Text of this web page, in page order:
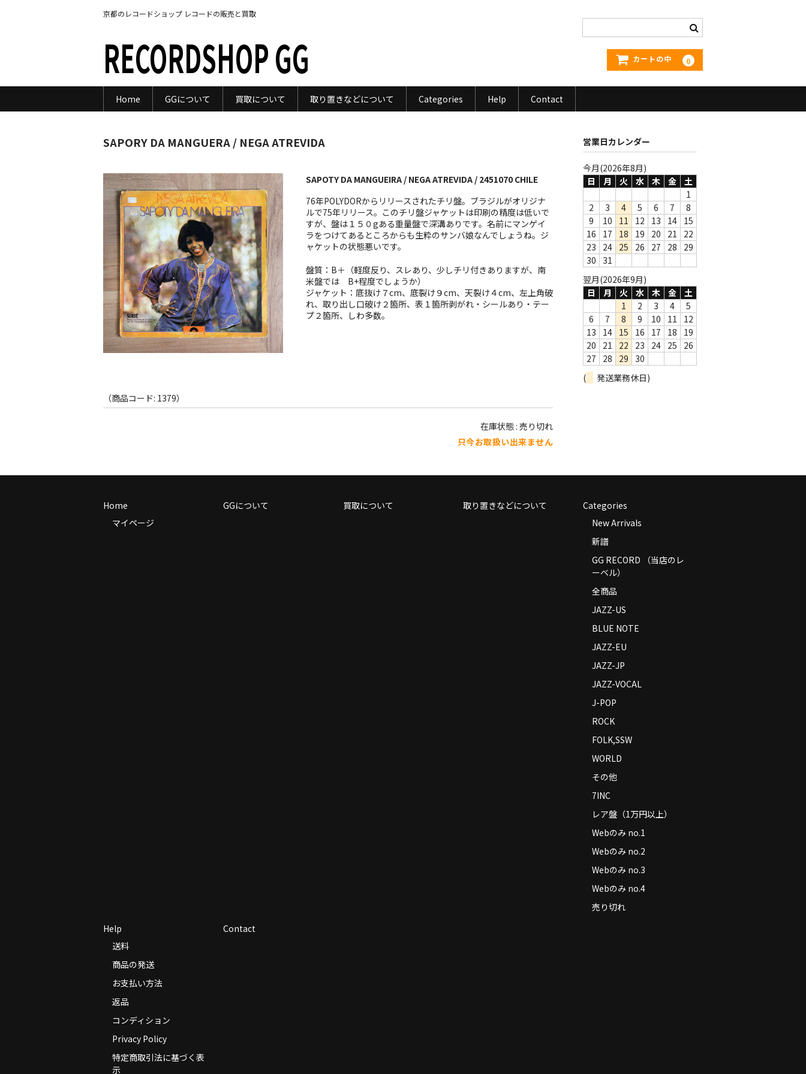
京都のレコードショップ レコードの販売と買取
RECORDSHOP GG カートの中 0
Home GGについて 買取について 取り置きなどについて Categories Help Contact
SAPORY DA MANGUERA / NEGA ATREVIDA
SAPOTY DA MANGUEIRA / NEGA ATREVIDA / 2451070 CHILE
76年POLYDORからリリースされたチリ盤。ブラジルがオリジナ
ルで75年リリース。このチリ盤ジャケットは印刷の精度は低いで
すが、盤は１５０gある重量盤で深溝ありです。名前にマンゲイ
ラをつけてあるところからも生粋のサンバ娘なんでしょうね。ジ
ャケットの状態悪いです。
盤質：B＋（軽度反り、スレあり、少しチリ付きありますが、南
米盤では B+程度でしょうか）
ジャケット：底抜け７cm、底裂け９cm、天裂け４cm、左上角破
れ、取り出し口破け２箇所、表１箇所剥がれ・シールあり・テー
プ２箇所、しわ多数。
（商品コード: 1379）
在庫状態 : 売り切れ
只今お取扱い出来ません
営業日カレンダー
今月(2026年8月)
日
月 火 水 木 金
土
1
2
3 4 5 6 7
8
9
10 11 12 13 14 15
16
17 18 19 20 21
22
23
24 25 26 27 28
29
30
31
翌月(2026年9月)
日
月 火 水 木 金
土
1
2 3 4
5
6
7 8 9 10 11
12
13
14 15 16 17 18
19
20
21 22 23 24 25
26
27
28 29
30
(
発送業務休日)
Home
マイページ
GGについて 買取について 取り置きなどについて
Categories
New Arrivals
新譜
GG RECORD （当店のレ
ーベル）
全商品
JAZZ-US
BLUE NOTE
JAZZ-EU
JAZZ-JP
JAZZ-VOCAL
J-POP
ROCK
FOLK,SSW
WORLD
その他
7INC
レア盤（1万円以上）
Webのみ no.1
Webのみ no.2
Webのみ no.3
Webのみ no.4
売り切れ
Help
送料
商品の発送
お支払い方法
返品
コンディション
Privacy Policy
特定商取引法に基づく表
示
Contact